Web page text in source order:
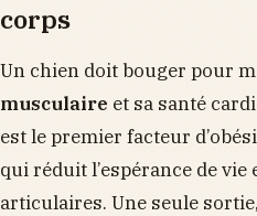
corps
Un chien doit bouger pour
musculaire et sa santé
est le premier facteur
qui réduit l’espérance de
articulaires. Une seule